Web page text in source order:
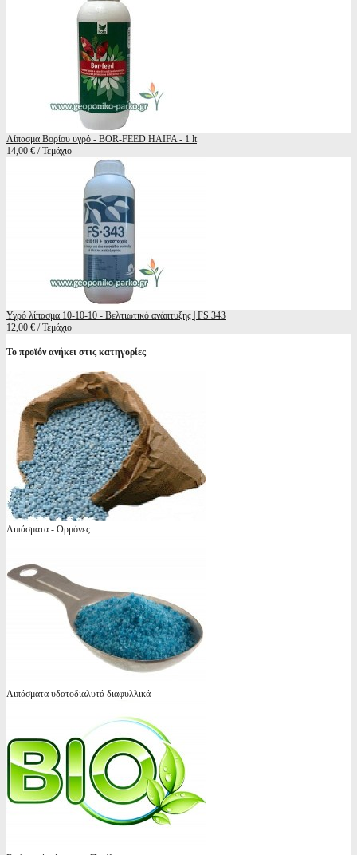
Λίπασμα Βορίου υγρό - BOR-FEED HAIFA - 1 lt
14,00 € / Τεμάχιο
Υγρό λίπασμα 10-10-10 - Βελτιωτικό ανάπτυξης | FS 343
12,00 € / Τεμάχιο
Το προϊόν ανήκει στις κατηγορίες
Λιπάσματα - Ορμόνες
Λιπάσματα υδατοδιαλυτά διαφυλλικά